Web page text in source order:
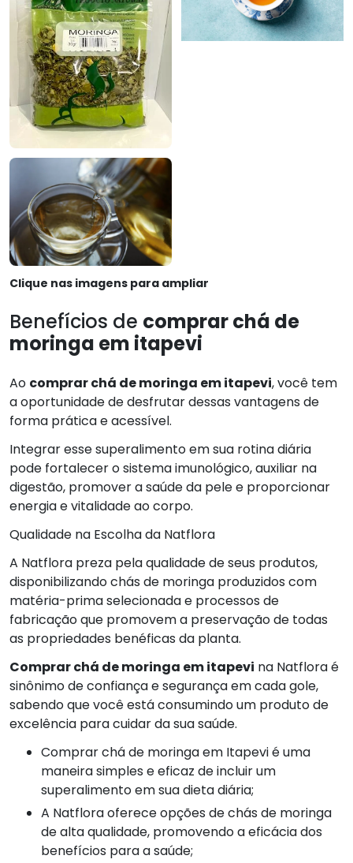
Clique nas imagens para ampliar
Benefícios de comprar chá de
moringa em itapevi
Ao comprar chá de moringa em itapevi, você tem
a oportunidade de desfrutar dessas vantagens de
forma prática e acessível.
Integrar esse superalimento em sua rotina diária
pode fortalecer o sistema imunológico, auxiliar na
digestão, promover a saúde da pele e proporcionar
energia e vitalidade ao corpo.
Qualidade na Escolha da Natflora
A Natflora preza pela qualidade de seus produtos,
disponibilizando chás de moringa produzidos com
matéria-prima selecionada e processos de
fabricação que promovem a preservação de todas
as propriedades benéficas da planta.
Comprar chá de moringa em itapevi na Natflora é
sinônimo de confiança e segurança em cada gole,
sabendo que você está consumindo um produto de
excelência para cuidar da sua saúde.
Comprar chá de moringa em Itapevi é uma
maneira simples e eficaz de incluir um
superalimento em sua dieta diária;
A Natflora oferece opções de chás de moringa
de alta qualidade, promovendo a eficácia dos
benefícios para a saúde;